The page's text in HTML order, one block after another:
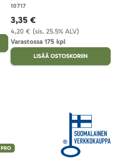
10717
(sis. 25.5% ALV)
4,20 €
3,35 €
Varastossa 175 kpl
LISÄÄ OSTOSKORIIN